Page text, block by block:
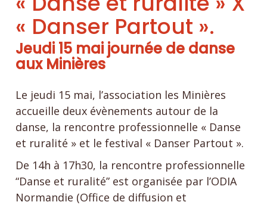
« Danser Partout ».
Jeudi 15 mai journée de danse
aux Minières
Le jeudi 15 mai, l’association les Minières
accueille deux évènements autour de la
danse, la rencontre professionnelle « Danse
et ruralité » et le festival « Danser Partout ».
De 14h à 17h30, la rencontre professionnelle
“Danse et ruralité” est organisée par l’ODIA
Normandie (Office de diffusion et